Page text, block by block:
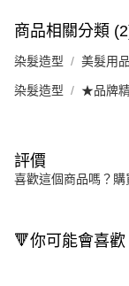
商品相關分類
染髮造型 美髮用品
染髮造型 ★品牌
評價
喜歡這個商品嗎？
🔻你可能會喜歡